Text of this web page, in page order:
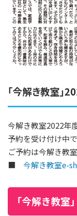
「今解き教室」
今解き教室2022年
予約を受け付け中で
ご予約は今解き教
■ 今解き教室e-
「今解き教